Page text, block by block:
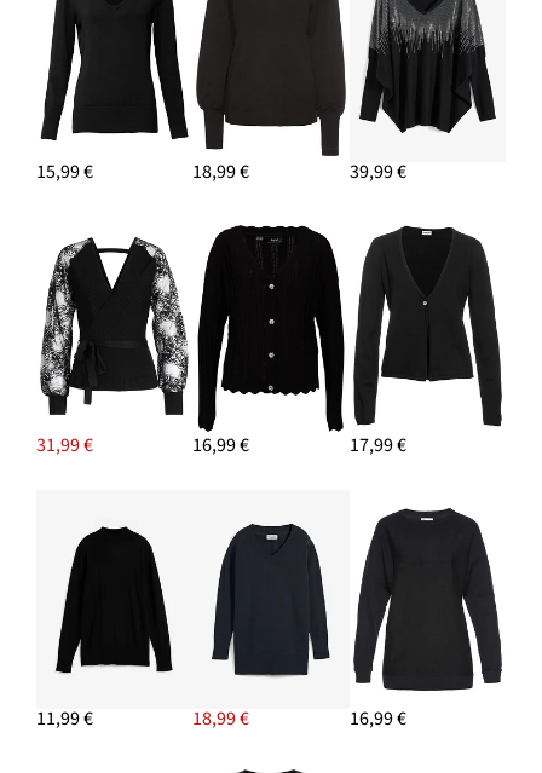
27,99 €
PRIDAŤ DO KOŠÍKA
Kabelka s kovovými detailmi
PRIDAŤ DO KOŠÍKA
Náušnice kruhy
9,99 €
PRIDAŤ DO KOŠÍKA
15,99 € 18,99 € 39,99 €
31,99 € 16,99 € 17,99 €
11,99 € 18,99 € 16,99 €